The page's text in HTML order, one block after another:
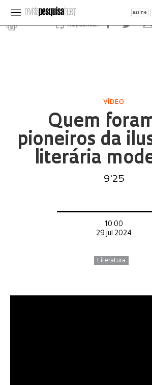
assine
Republicar
VÍDEO
Quem
pioneiros da
literária
9'25
10:00
29 jul 2024
Literatura